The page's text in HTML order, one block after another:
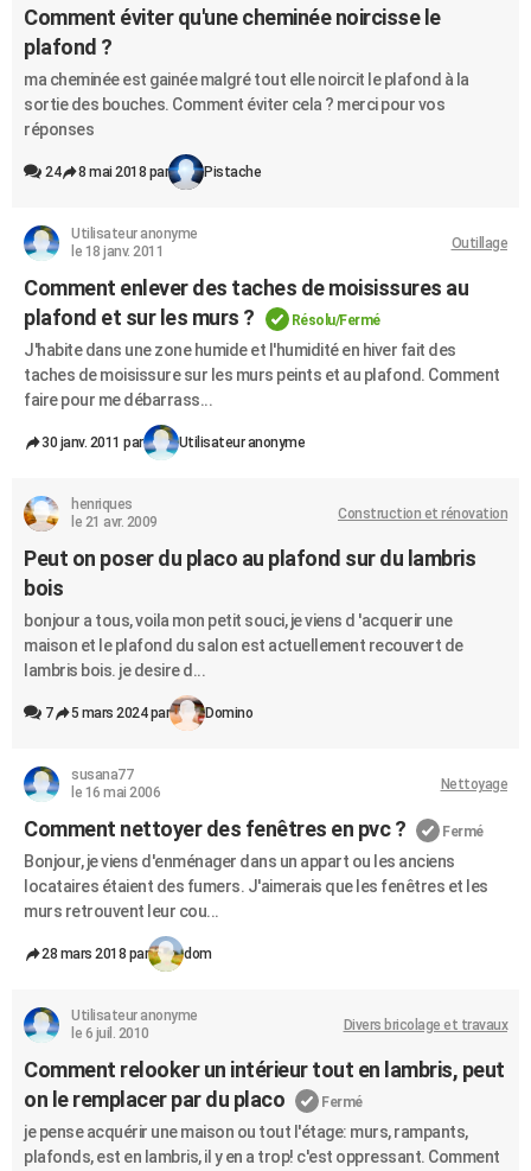
Comment éviter qu'une cheminée noircisse le
plafond ?
ma cheminée est gainée malgré tout elle noircit le plafond à la
sortie des bouches. Comment éviter cela ? merci pour vos
réponses
24 8 mai 2018 par Pistache
Utilisateur anonyme
le 18 janv. 2011
Outillage
Comment enlever des taches de moisissures au
plafond et sur les murs ?
Résolu/Fermé
J'habite dans une zone humide et l'humidité en hiver fait des
taches de moisissure sur les murs peints et au plafond. Comment
faire pour me débarrass...
30 janv. 2011 par Utilisateur anonyme
henriques
le 21 avr. 2009
Construction et rénovation
Peut on poser du placo au plafond sur du lambris
bois
bonjour a tous, voila mon petit souci, je viens d 'acquerir une
maison et le plafond du salon est actuellement recouvert de
lambris bois. je desire d...
7 5 mars 2024 par Domino
susana77
le 16 mai 2006
Nettoyage
Comment nettoyer des fenêtres en pvc ? Fermé
Bonjour, je viens d'enménager dans un appart ou les anciens
locataires étaient des fumers. J'aimerais que les fenêtres et les
murs retrouvent leur cou...
28 mars 2018 par dom
Utilisateur anonyme
le 6 juil. 2010
Divers bricolage et travaux
Comment relooker un intérieur tout en lambris, peut
on le remplacer par du placo
Fermé
je pense acquérir une maison ou tout l'étage: murs, rampants,
plafonds, est en lambris, il y en a trop! c'est oppressant. Comment